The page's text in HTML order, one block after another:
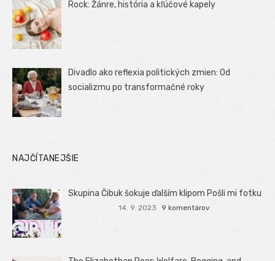
Rock: Žánre, história a kľúčové kapely
Divadlo ako reflexia politických zmien: Od
socializmu po transformačné roky
NAJČÍTANEJŠIE
Skupina Čibuk šokuje ďalším klipom Pošli mi fotku
14. 9. 2023 9 komentárov